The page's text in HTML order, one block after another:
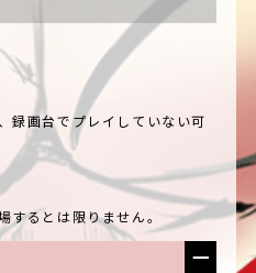
録画台でプレイしていない可
るとは限りません。